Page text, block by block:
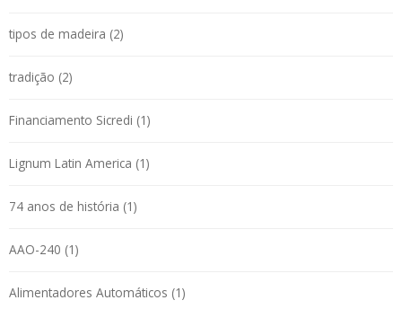
tipos de madeira (2)
tradição (2)
Financiamento Sicredi (1)
Lignum Latin America (1)
74 anos de história (1)
AAO-240 (1)
Alimentadores Automáticos (1)